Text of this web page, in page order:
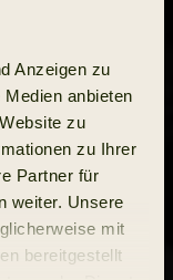
Anzeigen zu
anbieten
zu
zu Ihrer
Partner für
weiter. Unsere
mit
bereitgestellt